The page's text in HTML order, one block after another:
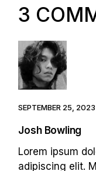
3
SEPTEMBER 25, 2023
Josh Bowling
Lorem ipsum
adipiscing elit.